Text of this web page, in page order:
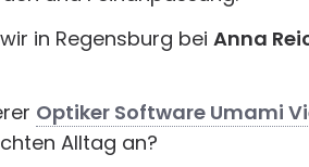
in Regensburg bei Anna
Optiker Software Umami
Alltag an?